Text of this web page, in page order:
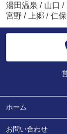
湯田温泉 / 山口 /
宮野 / 上郷 / 仁
ホーム
お問い合わせ